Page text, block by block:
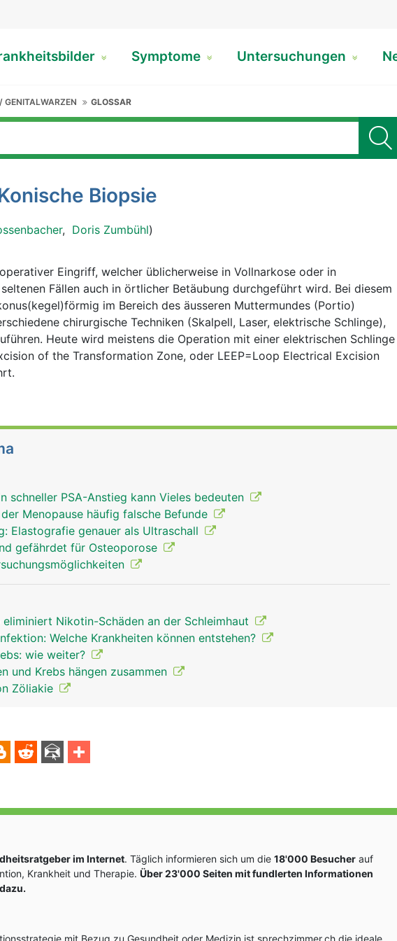
Symptome Untersuchungen
GENITALWARZEN GLOSSAR
Biopsie
, Doris Zumbühl)
Eingriff, welcher üblicherweise in Vollnarkose oder in
Fällen auch in örtlicher Betäubung durchgeführt wird. Bei diesem
im Bereich des äusseren Muttermundes (Portio)
chirurgische Techniken (Skalpell, Laser, elektrische Schlinge),
Heute wird meistens die Operation mit einer elektrischen Schlinge
of the Transformation Zone, oder LEEP=Loop Electrical Excision
schneller PSA-Anstieg kann Vieles bedeuten
Menopause häufig falsche Befunde
Elastografie genauer als Ultraschall
gefährdet für Osteoporose
Nikotin-Schäden an der Schleimhaut
Welche Krankheiten können entstehen?
wie weiter?
und Krebs hängen zusammen
Zöliakie
im Internet. Täglich informieren sich um die 18'000 Besucher auf
Krankheit und Therapie. Über 23'000 Seiten mit fundlerten Informationen
mit Bezug zu Gesundheit oder Medizin ist sprechzimmer.ch die ideale